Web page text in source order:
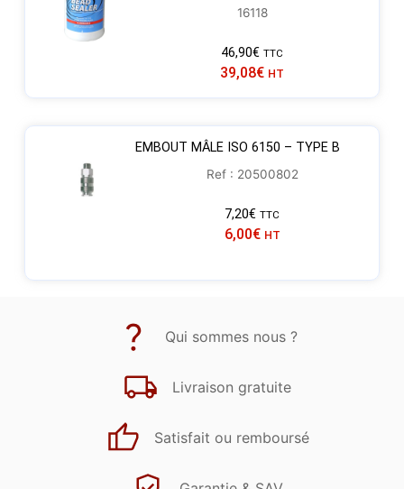
16118
46,90€ TTC
39,08€ HT
EMBOUT MÂLE ISO 6150 – TYPE B
Ref : 20500802
7,20€ TTC
6,00€ HT
Qui sommes nous ?
Livraison gratuite
Satisfait ou remboursé